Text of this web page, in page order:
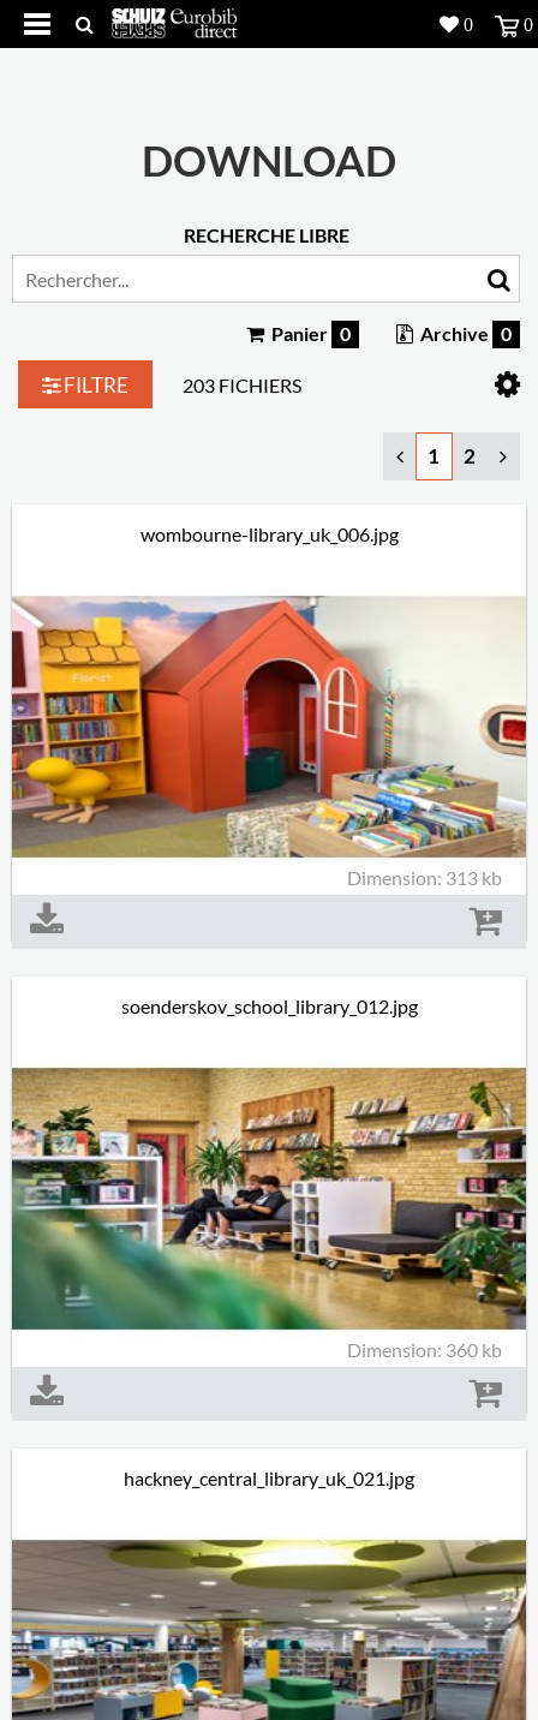
Downloads
Contact
DOWNLOAD
RECHERCHE LIBRE
Panier 0 Archive 0
FILTRE 203 FICHIERS
1 2
wombourne-library_uk_006.jpg
Dimension: 313 kb
soenderskov_school_library_012.jpg
Dimension: 360 kb
hackney_central_library_uk_021.jpg
0 0